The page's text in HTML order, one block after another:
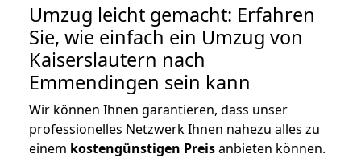
Umzug leicht gemacht: Erfahren
Sie, wie einfach ein Umzug von
Kaiserslautern nach
Emmendingen sein kann
Wir können Ihnen garantieren, dass unser
professionelles Netzwerk Ihnen nahezu alles zu
einem kostengünstigen Preisanbieten können.